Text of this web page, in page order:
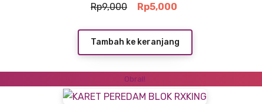
Rp9,000
Harga
adalah:
Rp9,000.
Rp5,000
ini
adalah:
Rp5,000.
Tambah ke keranjang
Obral!